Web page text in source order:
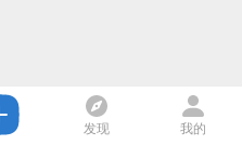
发现 我的